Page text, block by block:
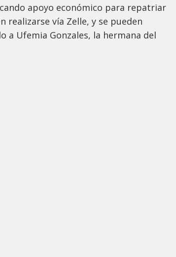
apoyo económico para repatriar
realizarse vía Zelle, y se pueden
a Ufemia Gonzales, la hermana del